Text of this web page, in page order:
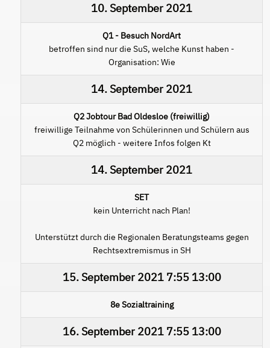
10. September 2021
Q1 - Besuch NordArt
betroffen sind nur die SuS, welche Kunst haben -
Organisation: Wie
14. September 2021
Q2 Jobtour Bad Oldesloe (freiwillig)
freiwillige Teilnahme von Schülerinnen und Schülern aus
Q2 möglich - weitere Infos folgen Kt
14. September 2021
SET
kein Unterricht nach Plan!
Unterstützt durch die Regionalen Beratungsteams gegen
Rechtsextremismus in SH
15. September 20217:55 13:00
8e Sozialtraining
16. September 20217:55 13:00